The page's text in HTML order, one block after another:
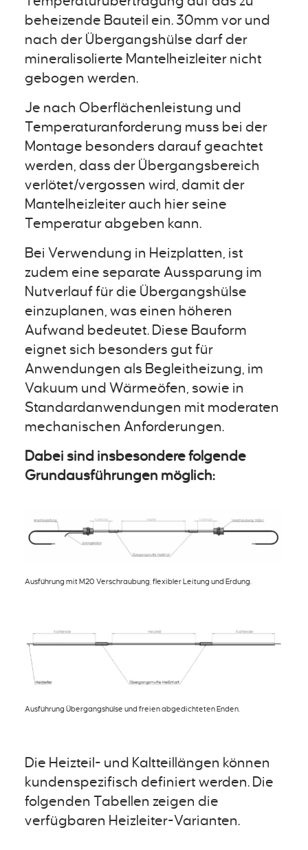
beheizende Bauteil ein. 30mm vor und
nach der Übergangshülse darf der
mineralisolierte Mantelheizleiter nicht
gebogen werden.
Je nach Oberflächenleistung und
Temperaturanforderung muss bei der
Montage besonders darauf geachtet
werden, dass der Übergangsbereich
verlötet/vergossen wird, damit der
Mantelheizleiter auch hier seine
Temperatur abgeben kann.
Bei Verwendung in Heizplatten, ist
zudem eine separate Aussparung im
Nutverlauf für die Übergangshülse
einzuplanen, was einen höheren
Aufwand bedeutet. Diese Bauform
eignet sich besonders gut für
Anwendungen als Begleitheizung, im
Vakuum und Wärmeöfen, sowie in
Standardanwendungen mit moderaten
mechanischen Anforderungen.
Dabei sind insbesondere folgende
Grundausführungen möglich:
Ausführung mit M20 Verschraubung, flexibler Leitung und Erdung.
Ausführung Übergangshülse und freien abgedichteten Enden.
Die Heizteil- und Kaltteillängen können
kundenspezifisch definiert werden. Die
folgenden Tabellen zeigen die
verfügbaren Heizleiter-Varianten.